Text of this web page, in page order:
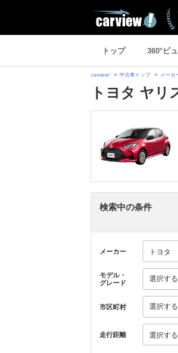
トップ 360°ビ
carview! 中古車トップ メーカ
トヨタ ヤリ
検索中の条件
メーカー
モデル・
グレード
選択する
市区町村 選択する
走行距離